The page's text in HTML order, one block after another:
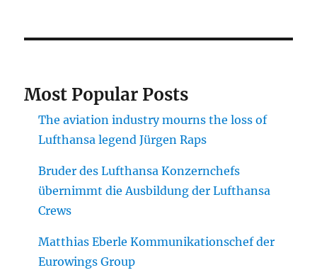
Most Popular Posts
The aviation industry mourns the loss of
Lufthansa legend Jürgen Raps
Bruder des Lufthansa Konzernchefs
übernimmt die Ausbildung der Lufthansa
Crews
Matthias Eberle Kommunikationschef der
Eurowings Group